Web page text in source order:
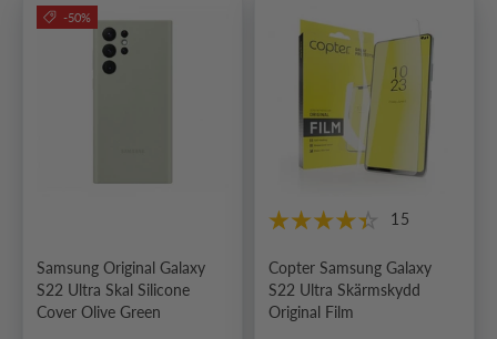
-50%
Samsung Original Galaxy
S22 Ultra Skal Silicone
Cover Olive Green
15
Copter Samsung Galaxy
S22 Ultra Skärmskydd
Original Film